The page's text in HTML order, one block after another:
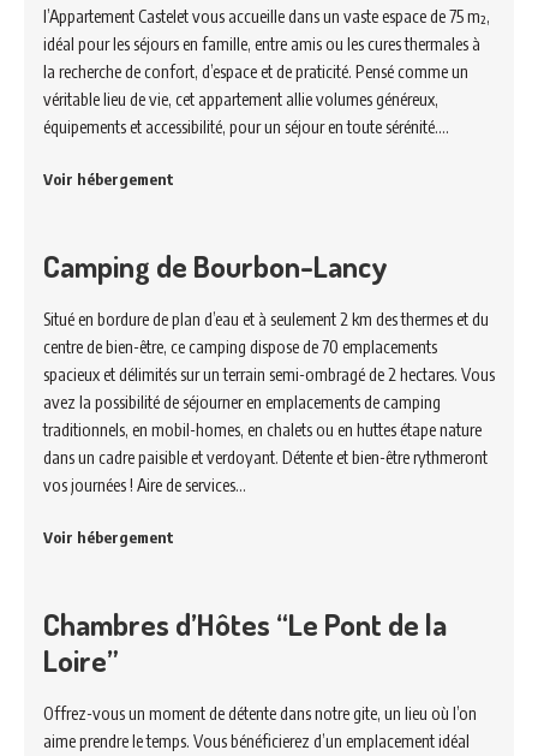
l’Appartement Castelet vous accueille dans un vaste espace de 75 m²,
idéal pour les séjours en famille, entre amis ou les cures thermales à
la recherche de confort, d’espace et de praticité. Pensé comme un
véritable lieu de vie, cet appartement allie volumes généreux,
équipements et accessibilité, pour un séjour en toute sérénité.…
Voir hébergement
Camping de Bourbon-Lancy
Situé en bordure de plan d’eau et à seulement 2 km des thermes et du
centre de bien-être, ce camping dispose de 70 emplacements
spacieux et délimités sur un terrain semi-ombragé de 2 hectares. Vous
avez la possibilité de séjourner en emplacements de camping
traditionnels, en mobil-homes, en chalets ou en huttes étape nature
dans un cadre paisible et verdoyant. Détente et bien-être rythmeront
vos journées ! Aire de services…
Voir hébergement
Chambres d’Hôtes “Le Pont de la
Loire”
Offrez-vous un moment de détente dans notre gite, un lieu où l’on
aime prendre le temps. Vous bénéficierez d’un emplacement idéal